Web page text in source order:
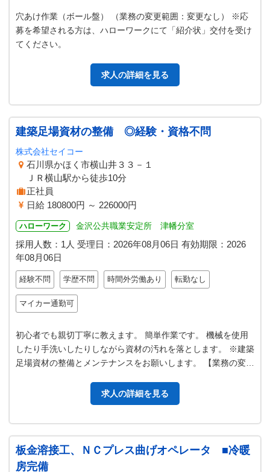
穴あけ作業（ボール盤） （業務の変更範囲：変更なし） ※応
募を希望される方は、ハローワークにて「紹介状」交付を受け
てください。
求人の詳細を見る
建築足場資材の整備 ◎経験・資格不問
株式会社セイコー
石川県かほく市横山井３３－１
ＪＲ横山駅から徒歩10分
正社員
日給 180800円 ～ 226000円
ハローワーク 金沢公共職業安定所 津幡分室
採用人数：1人 受理日： 2026年08月06日 有効期限： 2026
年08月06日
経験不問 学歴不問 時間外労働あり 転勤なし
マイカー通勤可
初心者でも親切丁寧に教えます。 簡単作業です。 機械を使用
したり手洗いしたりしながら資材の汚れを落とします。 ※建築
足場資材の整備とメンテナンスをお願いします。 【業務の変更
求人の詳細を見る
板金溶接工、ＮＣプレス曲げオペレータ ■冷暖
房完備